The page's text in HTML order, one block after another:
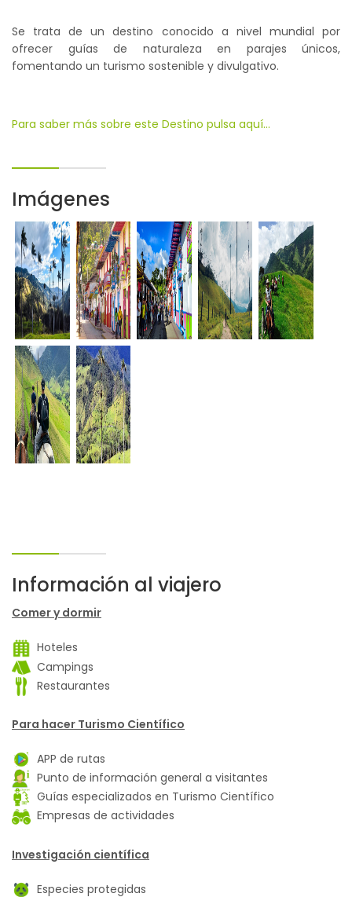
Se trata de un destino conocido a nivel mundial por
ofrecer guías de naturaleza en parajes únicos,
fomentando un turismo sostenible y divulgativo.
Para saber más sobre este Destino pulsa aquí...
Imágenes
Información al viajero
Comer y dormir
Hoteles
Campings
Restaurantes
Para hacer Turismo Científico
APP de rutas
Punto de información general a visitantes
Guías especializados en Turismo Científico
Empresas de actividades
Investigación científica
Especies protegidas